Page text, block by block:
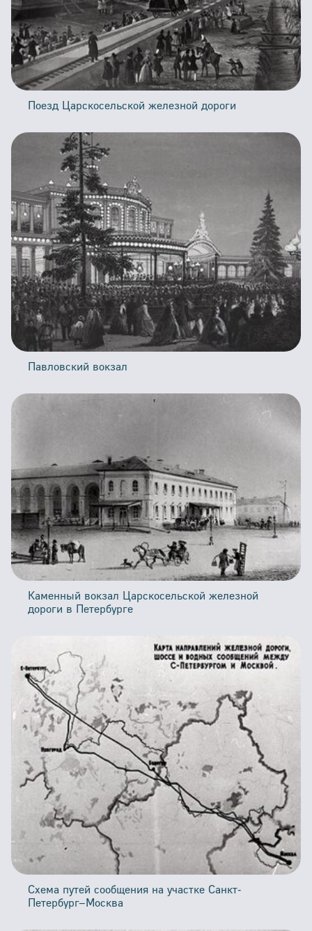
Поезд Царскосельской железной дороги
Павловский вокзал
Каменный вокзал Царскосельской железной
дороги в Петербурге
Схема путей сообщения на участке Санкт-
Петербург–Москва